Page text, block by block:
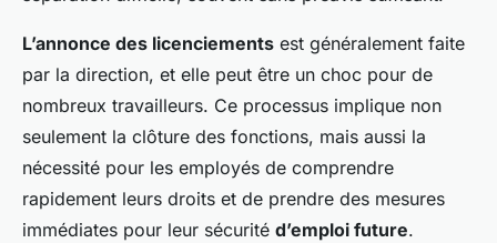
L’annonce des licenciements est généralement faite
par la direction, et elle peut être un choc pour de
nombreux travailleurs. Ce processus implique non
seulement la clôture des fonctions, mais aussi la
nécessité pour les employés de comprendre
rapidement leurs droits et de prendre des mesures
immédiates pour leur sécurité d’emploi future.